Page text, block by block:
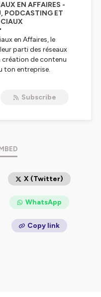
EN AFFAIRES -
PODCASTING ET
en Affaires, le
parti des réseaux
de contenu
ton entreprise.
J’ai créé ce
inspirantes pour que
comme un
qui veux
attirer une audience
de contenu, qui veux
Subscribe
X (Twitter)
WhatsApp
Copy link